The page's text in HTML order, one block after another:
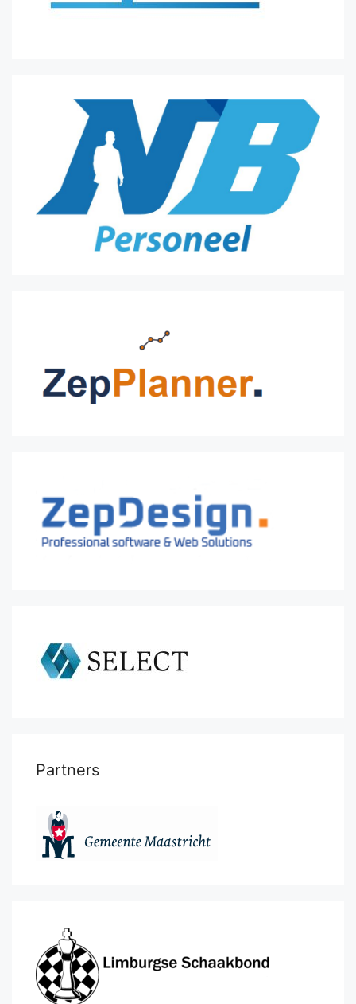
Partners